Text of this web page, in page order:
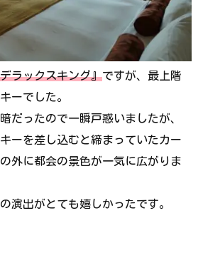
ラックスキング』ですが、最上階
ーでした。
だったので一瞬戸惑いましたが、
ーを差し込むと締まっていたカー
外に都会の景色が一気に広がりま
演出がとても嬉しかったです。